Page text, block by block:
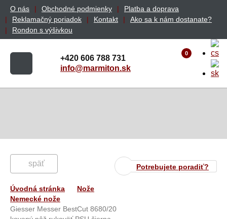
O nás Obchodné podmienky
Platba a doprava
Reklamačný poriadok
Kontakt
Ako sa k nám dostanate?
Rondon s výšivkou
+420 606 788 731
info@marmiton.sk
0
Potrebujete poradiť?
späť
Úvodná stránka
Nože
Nemecké nože
Giesser Messer BestCut 8680/20